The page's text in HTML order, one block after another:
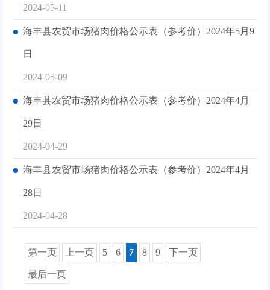
2024-05-11
海丰县农贸市场猪肉价格公示表（参考价）2024年5月9
日
2024-05-09
海丰县农贸市场猪肉价格公示表（参考价）2024年4月
29日
2024-04-29
海丰县农贸市场猪肉价格公示表（参考价）2024年4月
28日
2024-04-28
第一页 上一页 5 6 7 8 9 下一页
最后一页